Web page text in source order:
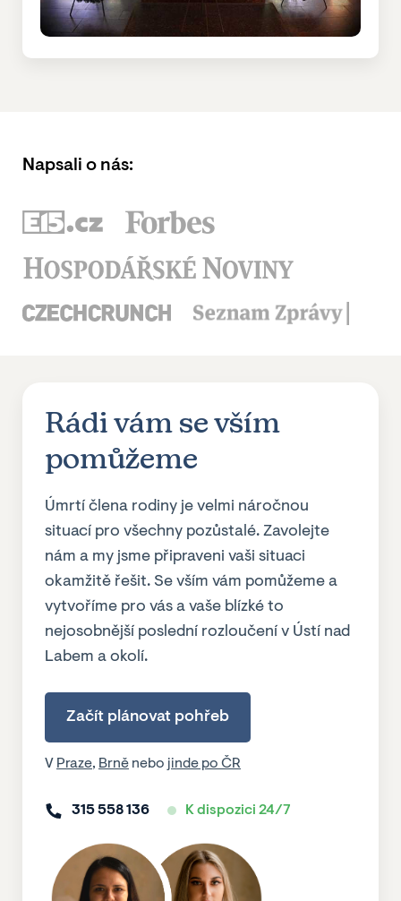
Napsali o nás:
Rádi vám se vším
pomůžeme
Úmrtí člena rodiny je velmi náročnou
situací pro všechny pozůstalé. Zavolejte
nám a my jsme připraveni vaši situaci
okamžitě řešit. Se vším vám pomůžeme a
vytvoříme pro vás a vaše blízké to
nejosobnější poslední rozloučení v Ústí nad
Labem a okolí.
Začít plánovat pohřeb
V Praze, Brně nebo jinde po ČR
315 558 136 K dispozici 24/7